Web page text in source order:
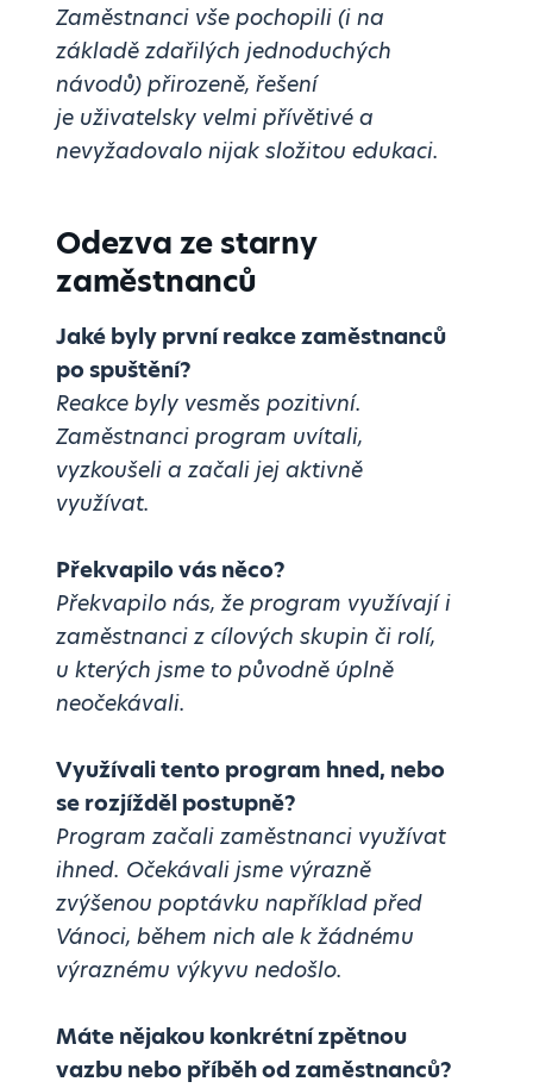
Zaměstnanci vše pochopili (i na
základě zdařilých jednoduchých
návodů) přirozeně, řešení
je uživatelsky velmi přívětivé a
nevyžadovalo nijak složitou edukaci.
Odezva ze starny
zaměstnanců
Jaké byly první reakce zaměstnanců
po spuštění?
Reakce byly vesměs pozitivní.
Zaměstnanci program uvítali,
vyzkoušeli a začali jej aktivně
využívat.
Překvapilo vás něco?
Překvapilo nás, že program využívají i
zaměstnanci z cílových skupin či rolí,
u kterých jsme to původně úplně
neočekávali.
Využívali tento program hned, nebo
se rozjížděl postupně?
Program začali zaměstnanci využívat
ihned. Očekávali jsme výrazně
zvýšenou poptávku například před
Vánoci, během nich ale k žádnému
výraznému výkyvu nedošlo.
Máte nějakou konkrétní zpětnou
vazbu nebo příběh od zaměstnanců?